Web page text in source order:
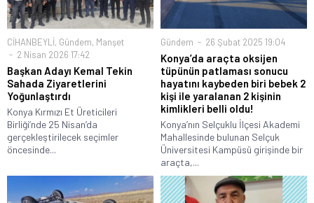
CİHANBEYLİ, Gündem, Manşet
2 Nisan 2026 17:42
Başkan Adayı Kemal Tekin
Sahada Ziyaretlerini
Yoğunlaştırdı
Konya Kırmızı Et Üreticileri
Birliği’nde 25 Nisan’da
gerçekleştirilecek seçimler
öncesinde...
Gündem 26 Şubat 2025 19:04
Konya’da araçta oksijen
tüpünün patlaması sonucu
hayatını kaybeden biri bebek 2
kişi ile yaralanan 2 kişinin
kimlikleri belli oldu!
Konya’nın Selçuklu İlçesi Akademi
Mahallesinde bulunan Selçuk
Üniversitesi Kampüsü girişinde bir
araçta,...